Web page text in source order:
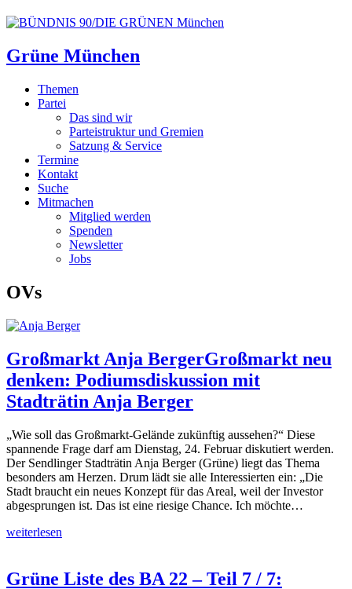
Grüne München
Themen
Partei
Das sind wir
Parteistruktur und Gremien
Satzung & Service
Termine
Kontakt
Suche
Mitmachen
Mitglied werden
Spenden
Newsletter
Jobs
OVs
Großmarkt Anja BergerGroßmarkt neu
denken: Podiumsdiskussion mit
Stadträtin Anja Berger
„Wie soll das Großmarkt-Gelände zukünftig aussehen?“ Diese
spannende Frage darf am Dienstag, 24. Februar diskutiert werden.
Der Sendlinger Stadträtin Anja Berger (Grüne) liegt das Thema
besonders am Herzen. Drum lädt sie alle Interessierten ein: „Die
Stadt braucht ein neues Konzept für das Areal, weil der Investor
abgesprungen ist. Das ist eine riesige Chance. Ich möchte…
weiterlesen
Grüne Liste des BA 22 – Teil 7 / 7: